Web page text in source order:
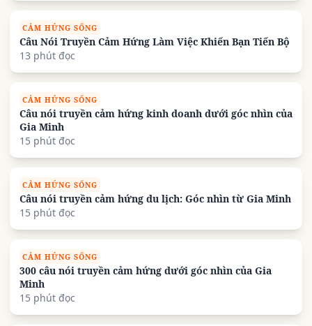
CẢM HỨNG SỐNG
Câu Nói Truyền Cảm Hứng Làm Việc Khiến Bạn Tiến Bộ
13 phút đọc
CẢM HỨNG SỐNG
Câu nói truyền cảm hứng kinh doanh dưới góc nhìn của
Gia Minh
15 phút đọc
CẢM HỨNG SỐNG
Câu nói truyền cảm hứng du lịch: Góc nhìn từ Gia Minh
15 phút đọc
CẢM HỨNG SỐNG
300 câu nói truyền cảm hứng dưới góc nhìn của Gia
Minh
15 phút đọc